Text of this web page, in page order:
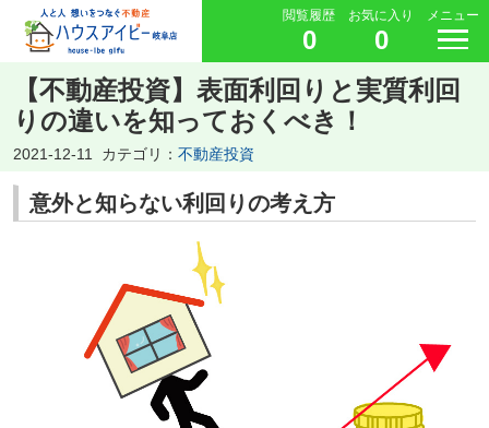
閲覧履歴
0
お気に入り
0
メニュー
【不動産投資】表面利回りと実質利回
りの違いを知っておくべき！
2021-12-11 カテゴリ： 不動産投資
意外と知らない利回りの考え方